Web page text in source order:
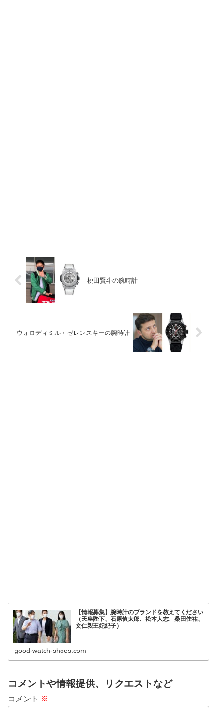
桃田賢斗の腕時計
ウォロディミル・ゼレンスキーの腕時計
【情報募集】腕時計のブランドを教えてください
（天皇陛下、石原慎太郎、松本人志、桑田佳祐、
文仁親王妃紀子）
good-watch-shoes.com
コメントや情報提供、リクエストなど
コメント ※